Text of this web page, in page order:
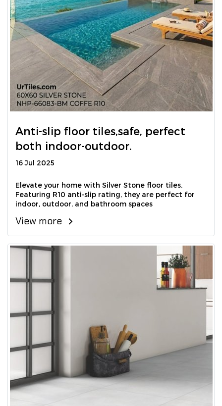
Anti-slip floor tiles,safe, perfect
both indoor-outdoor.
16 Jul 2025
Elevate your home with Silver Stone floor tiles.
Featuring R10 anti-slip rating, they are perfect for
indoor, outdoor, and bathroom spaces
View more